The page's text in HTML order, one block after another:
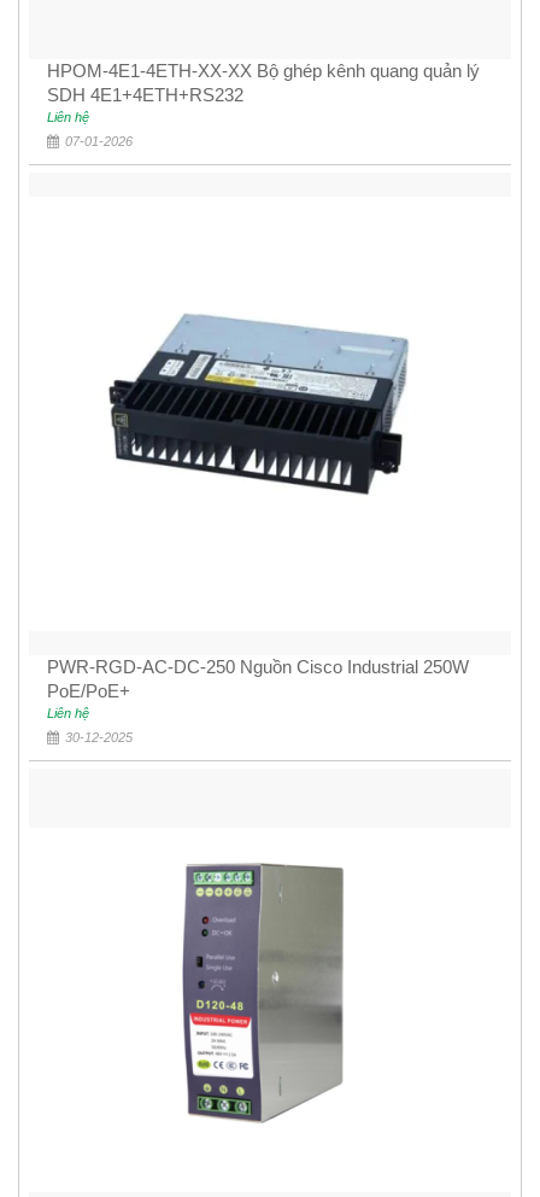
HPOM-4E1-4ETH-XX-XX Bộ ghép kênh quang quản lý
SDH 4E1+4ETH+RS232
Liên hệ
07-01-2026
PWR-RGD-AC-DC-250 Nguồn Cisco Industrial 250W
PoE/PoE+
Liên hệ
30-12-2025